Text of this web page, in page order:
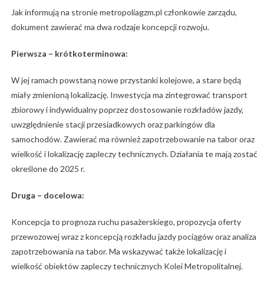
Jak informują na stronie metropoliagzm.pl członkowie zarządu,
dokument zawierać ma dwa rodzaje koncepcji rozwoju.
Pierwsza – krótkoterminowa:
W jej ramach powstaną nowe przystanki kolejowe, a stare będą
miały zmienioną lokalizację. Inwestycja ma zintegrować transport
zbiorowy i indywidualny poprzez dostosowanie rozkładów jazdy,
uwzględnienie stacji przesiadkowych oraz parkingów dla
samochodów. Zawierać ma również zapotrzebowanie na tabor oraz
wielkość i lokalizację zapleczy technicznych. Działania te mają zostać
określone do 2025 r.
Druga – docelowa:
Koncepcja to prognoza ruchu pasażerskiego, propozycja oferty
przewozowej wraz z koncepcją rozkładu jazdy pociągów oraz analiza
zapotrzebowania na tabor. Ma wskazywać także lokalizację i
wielkość obiektów zapleczy technicznych Kolei Metropolitalnej.